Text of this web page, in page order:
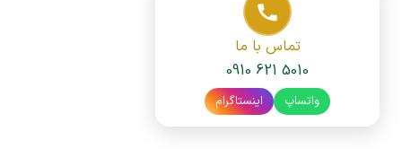
تماس با ما
0910 621 5010
واتساپ اینستاگرام